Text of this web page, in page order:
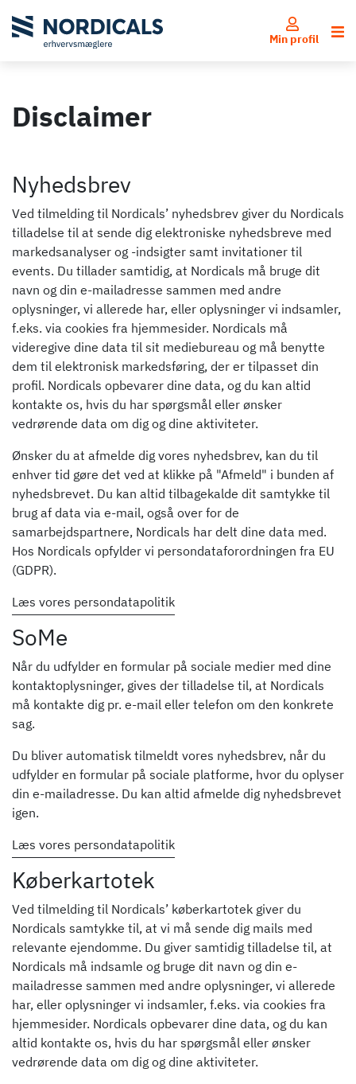
Log ind
Min profil
Disclaimer
Nyhedsbrev
Ved tilmelding til Nordicals’ nyhedsbrev giver du Nordicals
tilladelse til at sende dig elektroniske nyhedsbreve med
markedsanalyser og -indsigter samt invitationer til
events. Du tillader samtidig, at Nordicals må bruge dit
navn og din e-mailadresse sammen med andre
oplysninger, vi allerede har, eller oplysninger vi indsamler,
f.eks. via cookies fra hjemmesider. Nordicals må
videregive dine data til sit mediebureau og må benytte
dem til elektronisk markedsføring, der er tilpasset din
profil. Nordicals opbevarer dine data, og du kan altid
kontakte os, hvis du har spørgsmål eller ønsker
vedrørende data om dig og dine aktiviteter.
Ønsker du at afmelde dig vores nyhedsbrev, kan du til
enhver tid gøre det ved at klikke på "Afmeld" i bunden af
nyhedsbrevet. Du kan altid tilbagekalde dit samtykke til
brug af data via e-mail, også over for de
samarbejdspartnere, Nordicals har delt dine data med.
Hos Nordicals opfylder vi persondataforordningen fra EU
(GDPR).
Læs vores persondatapolitik
SoMe
Når du udfylder en formular på sociale medier med dine
kontaktoplysninger, gives der tilladelse til, at Nordicals
må kontakte dig pr. e-mail eller telefon om den konkrete
sag.
Du bliver automatisk tilmeldt vores nyhedsbrev, når du
udfylder en formular på sociale platforme, hvor du oplyser
din e-mailadresse. Du kan altid afmelde dig nyhedsbrevet
igen.
Læs vores persondatapolitik
Køberkartotek
Ved tilmelding til Nordicals’ køberkartotek giver du
Nordicals samtykke til, at vi må sende dig mails med
relevante ejendomme. Du giver samtidig tilladelse til, at
Nordicals må indsamle og bruge dit navn og din e-
mailadresse sammen med andre oplysninger, vi allerede
har, eller oplysninger vi indsamler, f.eks. via cookies fra
hjemmesider. Nordicals opbevarer dine data, og du kan
altid kontakte os, hvis du har spørgsmål eller ønsker
vedrørende data om dig og dine aktiviteter.